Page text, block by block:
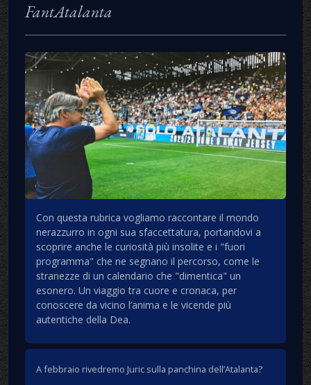
FantAtalanta
Con questa rubrica vogliamo raccontare il mondo
nerazzurro in ogni sua sfaccettatura, portandovi a
scoprire anche le curiosità più insolite e i "fuori
programma" che ne segnano il percorso, come le
stranezze di un calendario che "dimentica" un
esonero. Un viaggio tra cuore e cronaca, per
conoscere da vicino l’anima e le vicende più
autentiche della Dea.
A febbraio rivedremo Juric sulla panchina dell’Atalanta?